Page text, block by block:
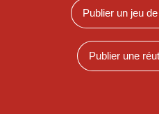
Publier un jeu
Publier une